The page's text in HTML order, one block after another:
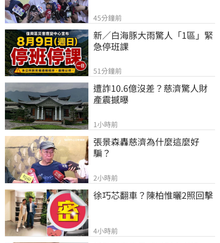
45分鐘前
新／白海豚大雨驚人「1區」緊
急停班課
51分鐘前
遭詐10.6億沒差？慈濟驚人財
產震撼曝
1小時前
張景森轟慈濟為什麼這麼好
騙？
2小時前
徐巧芯翻車？陳柏惟曬2照回擊
4小時前